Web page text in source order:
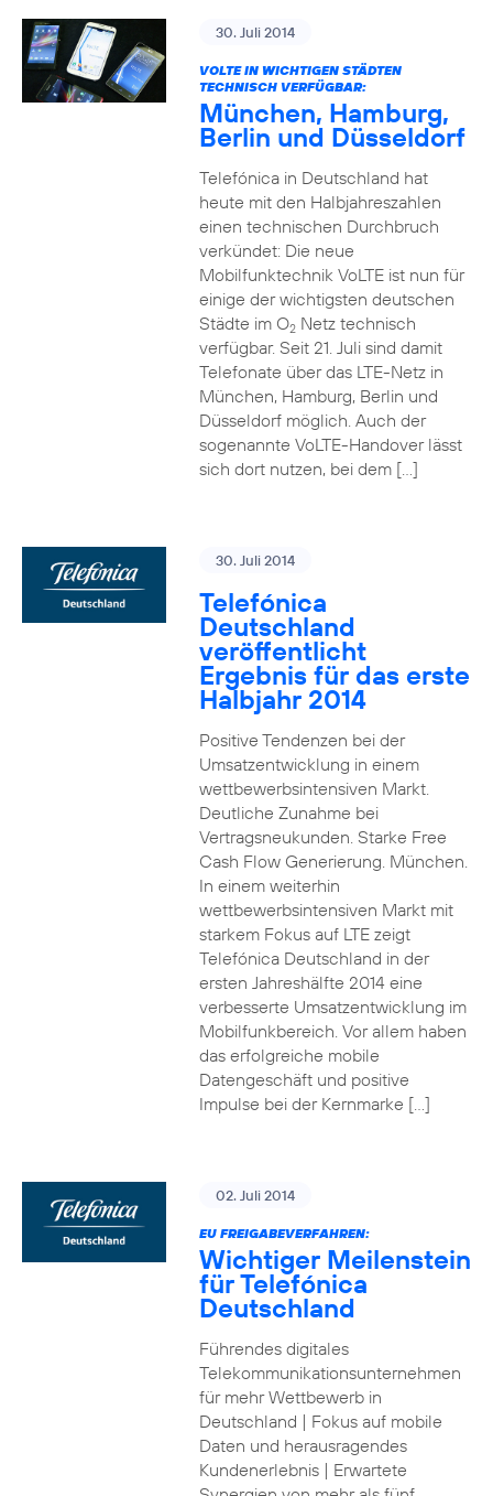
30. Juli 2014
VOLTE IN WICHTIGEN STÄDTEN
TECHNISCH VERFÜGBAR:
München, Hamburg,
Berlin und Düsseldorf
Telefónica in Deutschland hat
heute mit den Halbjahreszahlen
einen technischen Durchbruch
verkündet: Die neue
Mobilfunktechnik VoLTE ist nun für
einige der wichtigsten deutschen
Städte im O2Netz technisch
verfügbar. Seit 21. Juli sind damit
Telefonate über das LTE-Netz in
München, Hamburg, Berlin und
Düsseldorf möglich. Auch der
sogenannte VoLTE-Handover lässt
sich dort nutzen, bei dem […]
30. Juli 2014
Telefónica
Deutschland
veröffentlicht
Ergebnis für das erste
Halbjahr 2014
Positive Tendenzen bei der
Umsatzentwicklung in einem
wettbewerbsintensiven Markt.
Deutliche Zunahme bei
Vertragsneukunden. Starke Free
Cash Flow Generierung. München.
In einem weiterhin
wettbewerbsintensiven Markt mit
starkem Fokus auf LTE zeigt
Telefónica Deutschland in der
ersten Jahreshälfte 2014 eine
verbesserte Umsatzentwicklung im
Mobilfunkbereich. Vor allem haben
das erfolgreiche mobile
Datengeschäft und positive
Impulse bei der Kernmarke […]
02. Juli 2014
EU FREIGABEVERFAHREN:
Wichtiger Meilenstein
für Telefónica
Deutschland
Führendes digitales
Telekommunikationsunternehmen
für mehr Wettbewerb in
Deutschland | Fokus auf mobile
Daten und herausragendes
Kundenerlebnis | Erwartete